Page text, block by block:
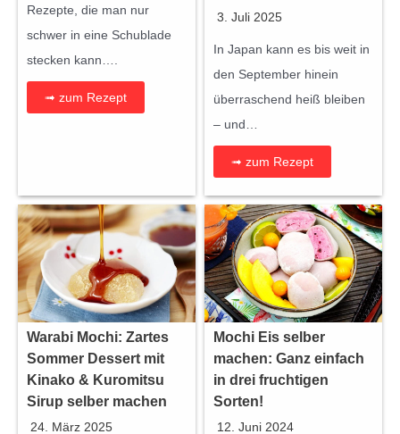
Rezepte, die man nur
schwer in eine Schublade
stecken kann….
➟ zum Rezept
3. Juli 2025
In Japan kann es bis weit in
den September hinein
überraschend heiß bleiben
– und…
➟ zum Rezept
Warabi Mochi: Zartes
Sommer Dessert mit
Kinako & Kuromitsu
Sirup selber machen
24. März 2025
Mochi Eis selber
machen: Ganz einfach
in drei fruchtigen
Sorten!
12. Juni 2024